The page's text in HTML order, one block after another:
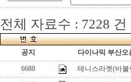
전체 자료수 : 7228 건
공지
다이나믹 부산오
6688
테니스라켓(바